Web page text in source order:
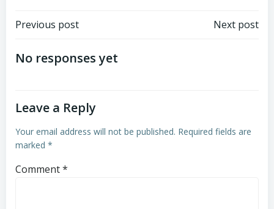
Post
navigation
Previous post Next post
No responses yet
Leave a Reply
Your email address will not be published. Required fields are
marked *
Comment*